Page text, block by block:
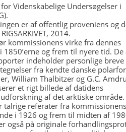
Videnskabelige Undersøgelser i
er af offentlig proveniens og
2014.
kommissionens virke fra dennes
1850’erne og frem til nyere tid.
indeholder personlige breve
fra kendte danske
William Thalbitzer og G.C.
et rigt billede af datidens
af det arktiske område.
talrige referater fra
i 1926 og frem til midten af
også på originale